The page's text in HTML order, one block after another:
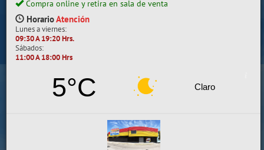
Su compra se realizará en la sala de ventas
Camilo Henríquez
Información de la sala
412 628 495
camilo@giorgiomarket.cl
Abierto
Lunes a viernes:
VER SALA EN MAPA
SALAS DE VENTA
Compra online y retira en sala de venta
HorarioAtención
Lunes a viernes:
09:30 A 19:20 Hrs.
Sábados:
11:00 A 18:00 Hrs
5°C Claro